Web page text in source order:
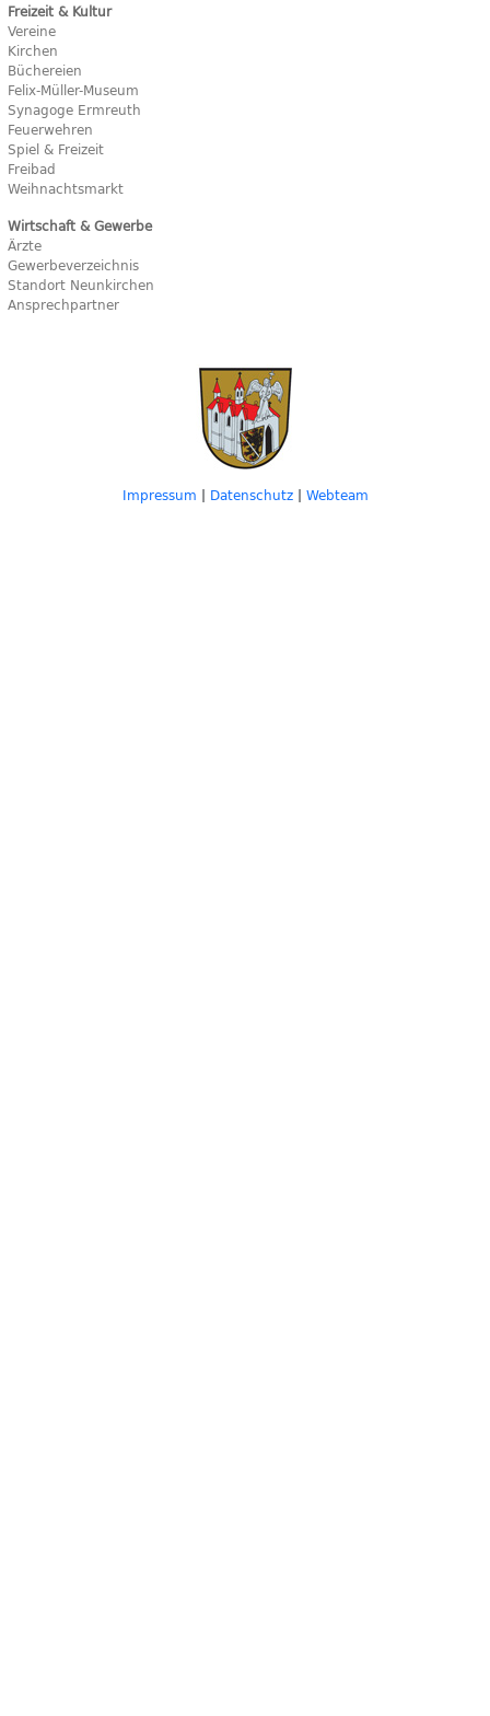
Freizeit & Kultur
Vereine
Kirchen
Büchereien
Felix-Müller-Museum
Synagoge Ermreuth
Feuerwehren
Spiel & Freizeit
Freibad
Weihnachtsmarkt
Wirtschaft & Gewerbe
Ärzte
Gewerbeverzeichnis
Standort Neunkirchen
Ansprechpartner
Impressum | Datenschutz| Webteam